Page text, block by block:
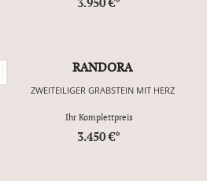
RANDORA
ZWEITEILIGER GRABSTEIN MIT HERZ
Ihr Komplettpreis
3.450 €*